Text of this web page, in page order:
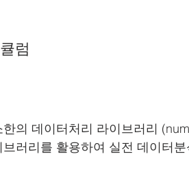
럼
의 데이터처리 라이브러리
러리를 활용하여 실전 데이터